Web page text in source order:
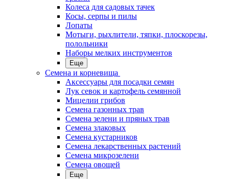
Колеса для садовых тачек
Косы, серпы и пилы
Лопаты
Мотыги, рыхлители, тяпки, плоскорезы,
полольники
Наборы мелких инструментов
Еще
Семена и корневища
Аксессуары для посадки семян
Лук севок и картофель семянной
Мицелии грибов
Семена газонных трав
Семена зелени и пряных трав
Семена злаковых
Семена кустарников
Семена лекарственных растений
Семена микрозелени
Семена овощей
Еще